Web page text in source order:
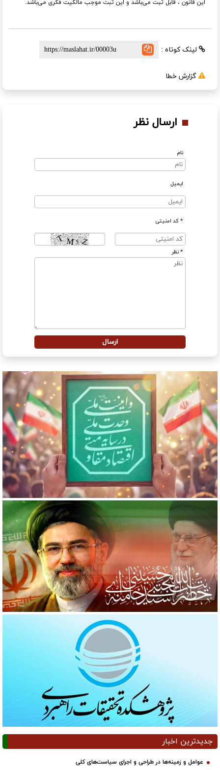
این قانون ، قابل ثبت می‌باشد و این ثبت موجب مالکیت فکری می‌باشد.
لینک کوتاه :
گزارش خطا
ارسال نظر
نام
ایمیل
* کد امنیتی
* نظر
جدیدترین اخبار
عوامل و زمینه‌ها در طراحی و اجرای سیاست‌های کلی